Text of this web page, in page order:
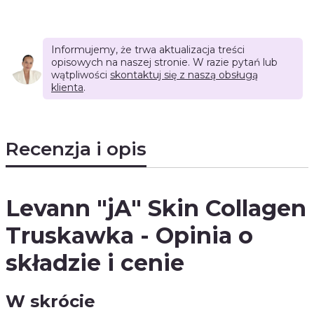
Informujemy, że trwa aktualizacja treści
opisowych na naszej stronie. W razie pytań lub
wątpliwości skontaktuj się z naszą obsługą
klienta.
Recenzja i opis
Levann "jA" Skin Collagen
Truskawka - Opinia o
składzie i cenie
W skrócie